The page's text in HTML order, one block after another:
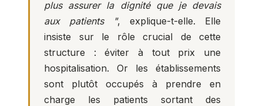
plus assurer la dignité que je devais
aux patients ", explique-t-elle. Elle
insiste sur le rôle crucial de cette
structure : éviter à tout prix une
hospitalisation. Or les établissements
sont plutôt occupés à prendre en
charge les patients sortant des